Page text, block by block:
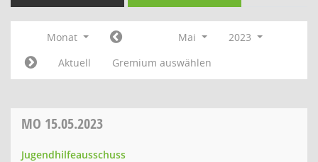
Monat Mai
2023
Aktuell
Gremium auswählen
MO 15.05.2023
Jugendhilfeausschuss